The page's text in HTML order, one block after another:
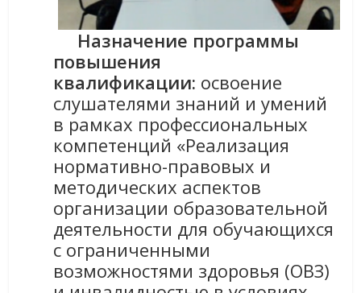
Назначение программы
повышения
квалификации: освоение
слушателями знаний и умений
в рамках профессиональных
компетенций «Реализация
нормативно-правовых и
методических аспектов
организации образовательной
деятельности для обучающихся
с ограниченными
возможностями здоровья (ОВЗ)